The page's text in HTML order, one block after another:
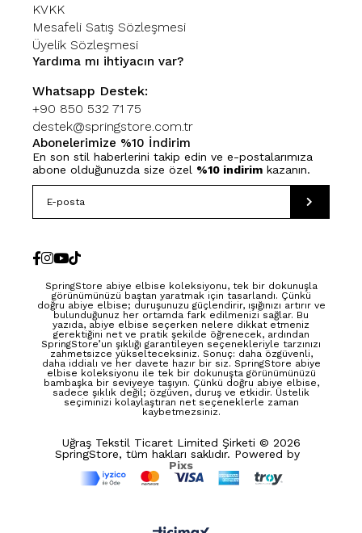
KVKK
Mesafeli Satış Sözleşmesi
Üyelik Sözleşmesi
Yardıma mı ihtiyacın var?
Whatsapp Destek:
+90 850 532 71 75
destek@springstore.com.tr
Abonelerimize %10 İndirim
En son stil haberlerini takip edin ve e-postalarımıza
abone olduğunuzda size özel %10 indirim kazanın.
SpringStore abiye elbise koleksiyonu, tek bir dokunuşla
görünümünüzü baştan yaratmak için tasarlandı. Çünkü
doğru abiye elbise; duruşunuzu güçlendirir, ışığınızı artırır ve
bulunduğunuz her ortamda fark edilmenizi sağlar. Bu
yazıda, abiye elbise seçerken nelere dikkat etmeniz
gerektiğini net ve pratik şekilde öğrenecek, ardından
SpringStore’un şıklığı garantileyen seçenekleriyle tarzınızı
zahmetsizce yükselteceksiniz. Sonuç: daha özgüvenli,
daha iddialı ve her davete hazır bir siz. SpringStore abiye
elbise koleksiyonu ile tek bir dokunuşta görünümünüzü
bambaşka bir seviyeye taşıyın. Çünkü doğru abiye elbise,
sadece şıklık değil; özgüven, duruş ve etkidir. Üstelik
seçiminizi kolaylaştıran net seçeneklerle zaman
kaybetmezsiniz.
Uğraş Tekstil Ticaret Limited Şirketi © 2026
SpringStore, tüm hakları saklıdır. Powered by
Pixs